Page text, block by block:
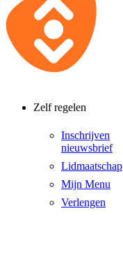
Zelf regelen
Inschrijven
nieuwsbrief
Lidmaatschap
Mijn Menu
Verlengen